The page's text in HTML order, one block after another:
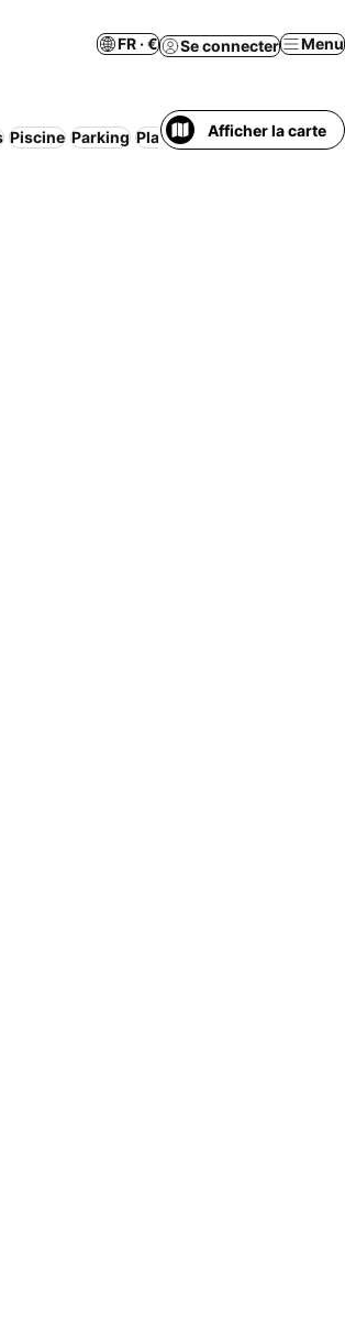
FR · € Se connecter Menu
Piscine Parking Plage Afficher la carte
favoris
favoris
favoris
favoris